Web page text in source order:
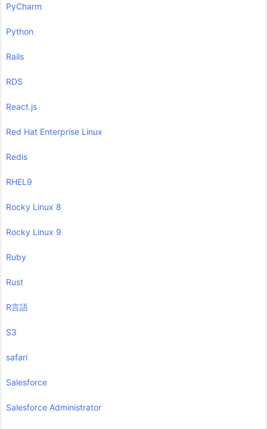
PyCharm
Python
Rails
RDS
React.js
Red Hat Enterprise Linux
Redis
RHEL9
Rocky Linux 8
Rocky Linux 9
Ruby
Rust
R言語
S3
safari
Salesforce
Salesforce Administrator